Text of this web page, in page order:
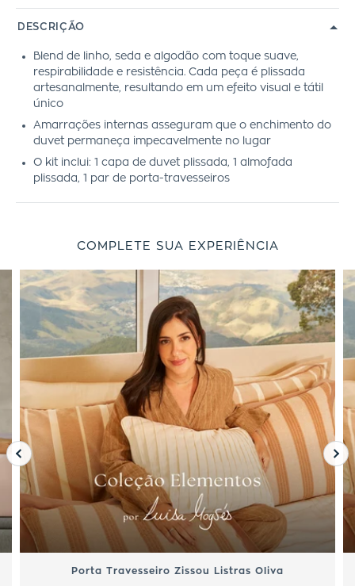
DESCRIÇÃO
Blend de linho, seda e algodão com toque suave,
respirabilidade e resistência. Cada peça é plissada
artesanalmente, resultando em um efeito visual e tátil
único
Amarrações internas asseguram que o enchimento do
duvet permaneça impecavelmente no lugar
O kit inclui: 1 capa de duvet plissada, 1 almofada
plissada, 1 par de porta-travesseiros
COMPLETE SUA EXPERIÊNCIA
Porta Travesseiro Zissou Listras Oliva